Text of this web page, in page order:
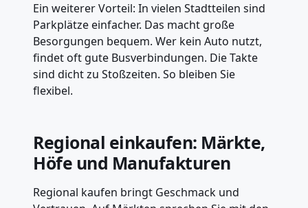
Ein weiterer Vorteil: In vielen Stadtteilen sind
Parkplätze einfacher. Das macht große
Besorgungen bequem. Wer kein Auto nutzt,
findet oft gute Busverbindungen. Die Takte
sind dicht zu Stoßzeiten. So bleiben Sie
flexibel.
Regional einkaufen: Märkte,
Höfe und Manufakturen
Regional kaufen bringt Geschmack und